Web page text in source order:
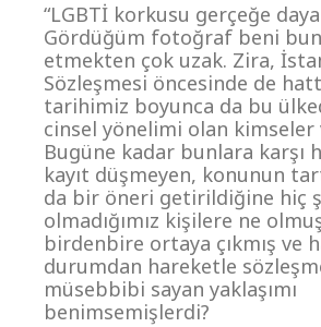
“LGBTİ korkusu gerçeğe
Gördüğüm fotoğraf beni
etmekten çok uzak. Zira,
Sözleşmesi öncesinde de
tarihimiz boyunca da bu
cinsel yönelimi olan kimseler
Bugüne kadar bunlara karşı
kayıt düşmeyen, konunun
da bir öneri getirildiğine hiç
olmadığımız kişilere ne
birdenbire ortaya çıkmış ve
durumdan hareketle
müsebbibi sayan yaklaşımı
benimsemişlerdi?